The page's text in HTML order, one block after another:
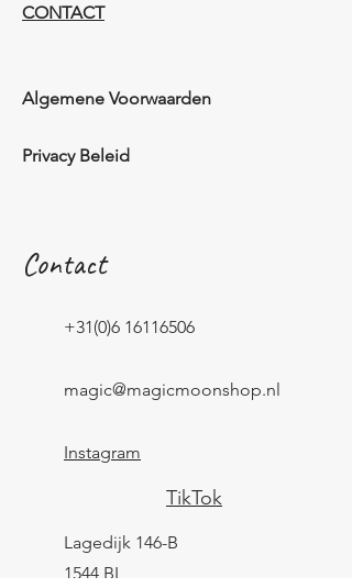
CONTACT
Algemene Voorwaarden
Privacy Beleid
Contact
+31(0)6 16116506
magic@magicmoonshop.nl
Instagram
TikTok
Lagedijk 146-B
1544 BL